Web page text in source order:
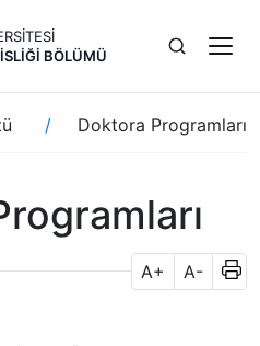
BÖLÜMÜ
Doktora Programları
A+ A-